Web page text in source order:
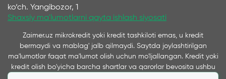
ko‘ch. Yangibozor, 1
Shaxsiy ma'lumotlarni qayta ishlash siyosati
Zaimer.uz mikrokredit yoki kredit tashkiloti emas, u kredit
bermaydi va mablag' jalb qilmaydi. Saytda joylashtirilgan
ma'lumotlar faqat ma'lumot olish uchun mo'ljallangan. Kredit yoki
kredit olish bo'yicha barcha shartlar va qarorlar bevosita ushbu